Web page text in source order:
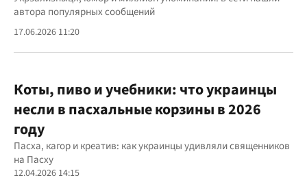
автора популярных сообщений
17.06.2026 11:20
Коты, пиво и учебники: что украинцы
несли в пасхальные корзины в 2026
году
Пасха, кагор и креатив: как украинцы удивляли священников
на Пасху
12.04.2026 14:15